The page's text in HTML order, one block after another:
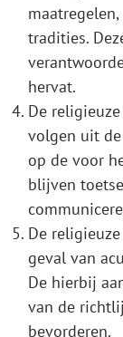
tradities.
hervat.
De
volgen uit
op de voor
blijven
De
geval van
De hierbij
van de
bevorderen.